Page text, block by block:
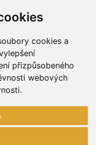
cookies a
přizpůsobeného
webových